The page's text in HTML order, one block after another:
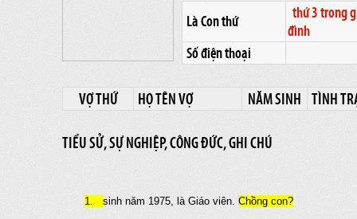
Là Con thứ
thứ 3 trong
đình
Số điện thoại
VỢ THỨ HỌ TÊN VỢ NĂM SINH TÌNH
TIỂU SỬ, SỰ NGHIỆP, CÔNG ĐỨC, GHI CHÚ
1. sinh năm 1975, là Giáo viên.Chồng con?